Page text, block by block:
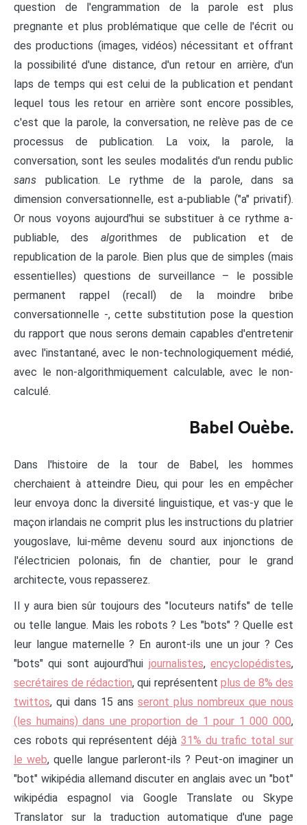
question de l'engrammation de la parole est plus
pregnante et plus problématique que celle de l'écrit ou
des productions (images, vidéos) nécessitant et offrant
la possibilité d'une distance, d'un retour en arrière, d'un
laps de temps qui est celui de la publication et pendant
lequel tous les retour en arrière sont encore possibles,
c'est que la parole, la conversation, ne relève pas de ce
processus de publication. La voix, la parole, la
conversation, sont les seules modalités d'un rendu public
sans publication. Le rythme de la parole, dans sa
dimension conversationnelle, est a-publiable ("a" privatif).
Or nous voyons aujourd'hui se substituer à ce rythme a-
publiable, des algorithmes de publication et de
republication de la parole. Bien plus que de simples (mais
essentielles) questions de surveillance – le possible
permanent rappel (recall) de la moindre bribe
conversationnelle -, cette substitution pose la question
du rapport que nous serons demain capables d'entretenir
avec l'instantané, avec le non-technologiquement médié,
avec le non-algorithmiquement calculable, avec le non-
calculé.
Babel Ouèbe.
Dans l'histoire de la tour de Babel, les hommes
cherchaient à atteindre Dieu, qui pour les en empêcher
leur envoya donc la diversité linguistique, et vas-y que le
maçon irlandais ne comprit plus les instructions du platrier
yougoslave, lui-même devenu sourd aux injonctions de
l'électricien polonais, fin de chantier, pour le grand
architecte, vous repasserez.
Il y aura bien sûr toujours des "locuteurs natifs" de telle
ou telle langue. Mais les robots ? Les "bots" ? Quelle est
leur langue maternelle ? En auront-ils une un jour ? Ces
"bots" qui sont aujourd'hui journalistes,encyclopédistes,
secrétaires de rédaction, qui représentent plus de 8% des
twittos, qui dans 15 ans seront plus nombreux que nous
(les humains) dans une proportion de 1 pour 1 000 000,
ces robots qui représentent déjà 31% du trafic total sur
le web, quelle langue parleront-ils ? Peut-on imaginer un
"bot" wikipédia allemand discuter en anglais avec un "bot"
wikipédia espagnol via Google Translate ou Skype
Translator sur la traduction automatique d'une page